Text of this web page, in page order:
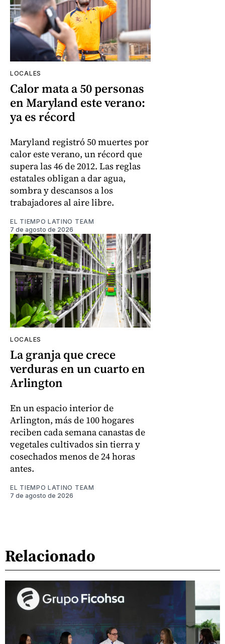
LOCALES
Calor mata a 50 personas
en Maryland este verano:
ya es récord
Maryland registró 50 muertes por
calor este verano, un récord que
supera las 46 de 2012. Las reglas
estatales obligan a dar agua,
sombra y descansos a los
trabajadores al aire libre.
EL TIEMPO LATINO TEAM
7 de agosto de 2026
LOCALES
La granja que crece
verduras en un cuarto en
Arlington
En un espacio interior de
Arlington, más de 100 hogares
reciben cada semana canastas de
vegetales cultivados sin tierra y
cosechados menos de 24 horas
antes.
EL TIEMPO LATINO TEAM
7 de agosto de 2026
Relacionado